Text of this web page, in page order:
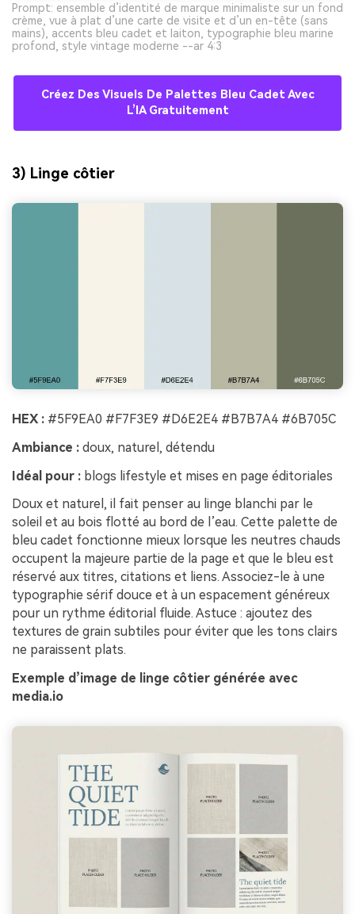
Prompt: ensemble d’identité de marque minimaliste sur un fond
crème, vue à plat d’une carte de visite et d’un en-tête (sans
mains), accents bleu cadet et laiton, typographie bleu marine
profond, style vintage moderne --ar 4:3
Créez Des Visuels De Palettes Bleu Cadet Avec
L’IA Gratuitement
3) Linge côtier
HEX : #5F9EA0 #F7F3E9 #D6E2E4 #B7B7A4 #6B705C
Ambiance : doux, naturel, détendu
Idéal pour : blogs lifestyle et mises en page éditoriales
Doux et naturel, il fait penser au linge blanchi par le
soleil et au bois flotté au bord de l’eau. Cette palette de
bleu cadet fonctionne mieux lorsque les neutres chauds
occupent la majeure partie de la page et que le bleu est
réservé aux titres, citations et liens. Associez-le à une
typographie sérif douce et à un espacement généreux
pour un rythme éditorial fluide. Astuce : ajoutez des
textures de grain subtiles pour éviter que les tons clairs
ne paraissent plats.
Exemple d’image de linge côtier générée avec
media.io